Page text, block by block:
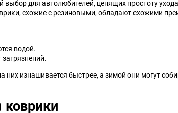
Renault
для автолюбителей, ценящих простоту
схожие с резиновыми, обладают схожими
водой.
них изнашивается быстрее, а зимой они могут